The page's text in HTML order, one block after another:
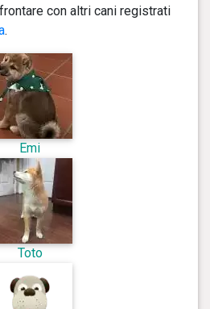
con altri cani registrati
.
Emi
Toto